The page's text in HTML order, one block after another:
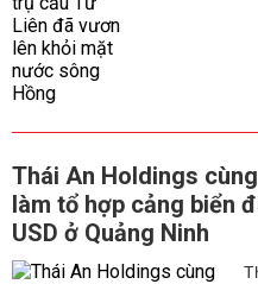
Thái An Holdings
làm tổ hợp cảng biển
USD ở Quảng Ninh